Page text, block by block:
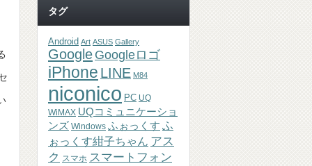
タグ
Android Art ASUS Gallery
Google Googleロゴ
iPhone LINE M84
niconico PC UQ
WiMAX UQコミュニケーショ
ンズ Windows ふぉっくす ふ
ぉっくす紺子ちゃん アス
ク スマホ スマートフォン